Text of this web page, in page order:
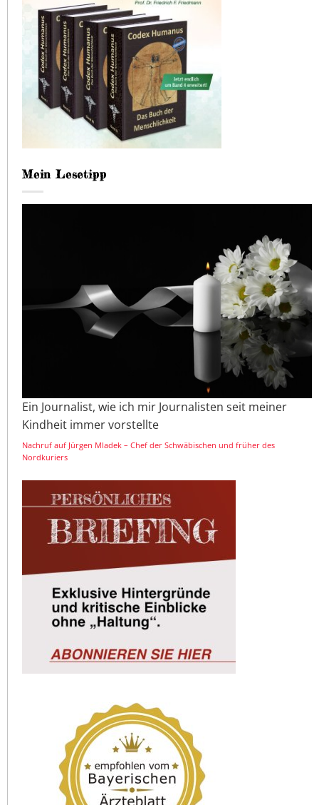
Mein Lesetipp
Ein Journalist, wie ich mir Journalisten seit meiner
Kindheit immer vorstellte
Nachruf auf Jürgen Mladek – Chef der Schwäbischen und früher des
Nordkuriers